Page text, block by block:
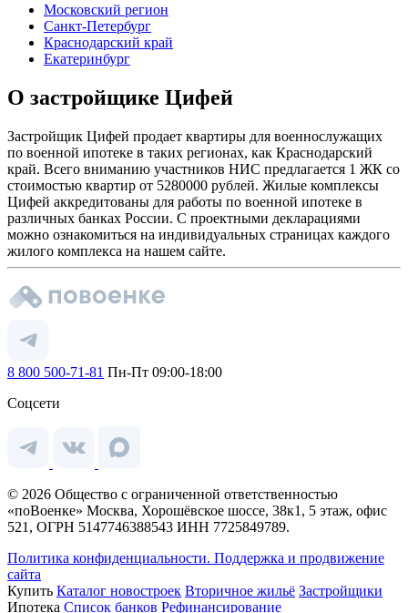
Московский регион
Санкт-Петербург
Краснодарский край
Екатеринбург
О застройщике Цифей
Застройщик Цифей продает квартиры для военнослужащих
по военной ипотеке в таких регионах, как Краснодарский
край. Всего вниманию участников НИС предлагается 1 ЖК со
стоимостью квартир от 5280000 рублей. Жилые комплексы
Цифей аккредитованы для работы по военной ипотеке в
различных банках России. С проектными декларациями
можно ознакомиться на индивидуальных страницах каждого
жилого комплекса на нашем сайте.
8 800 500-71-81 Пн-Пт 09:00-18:00
Соцсети
© 2026 Общество с ограниченной ответственностью
«поВоенке» Москва, Хорошёвское шоссе, 38к1, 5 этаж, офис
521, ОГРН 5147746388543 ИНН 7725849789.
Политика конфиденциальности. Поддержка и продвижение
сайта
Купить Каталог новостроек Вторичное жильё Застройщики
Ипотека Список банков Рефинансирование